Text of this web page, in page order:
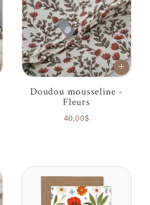
Doudou mousseline -
Fleurs
40,00$